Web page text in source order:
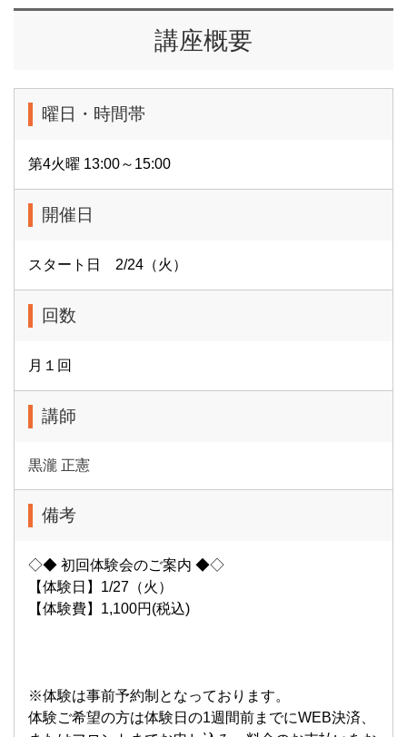
講座概要
曜日・時間帯
第4火曜 13:00～15:00
開催日
スタート日 2/24（火）
回数
月１回
講師
黒瀧 正憲
備考
◇◆ 初回体験会のご案内 ◆◇
【体験日】1/27（火）
【体験費】1,100円(税込)
※体験は事前予約制となっております。
体験ご希望の方は体験日の1週間前までにWEB決済、